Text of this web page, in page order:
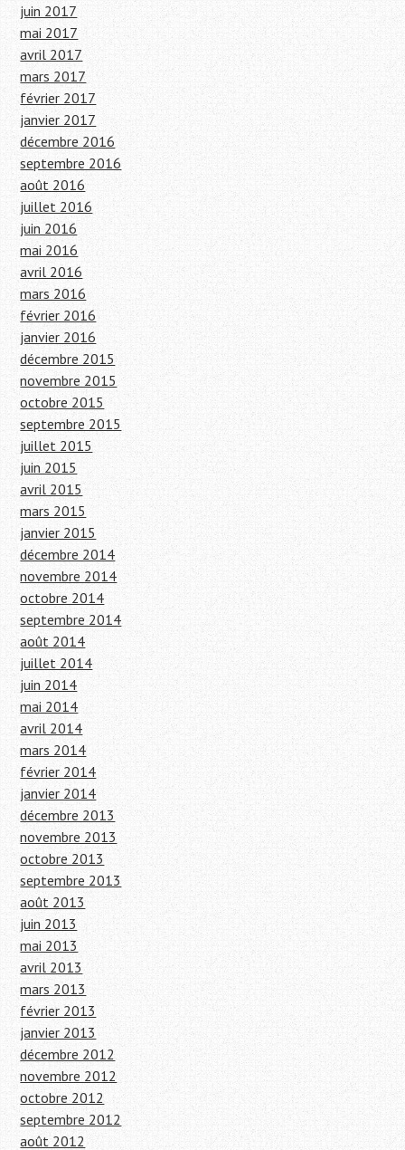
juin 2017
mai 2017
avril 2017
mars 2017
février 2017
janvier 2017
décembre 2016
septembre 2016
août 2016
juillet 2016
juin 2016
mai 2016
avril 2016
mars 2016
février 2016
janvier 2016
décembre 2015
novembre 2015
octobre 2015
septembre 2015
juillet 2015
juin 2015
avril 2015
mars 2015
janvier 2015
décembre 2014
novembre 2014
octobre 2014
septembre 2014
août 2014
juillet 2014
juin 2014
mai 2014
avril 2014
mars 2014
février 2014
janvier 2014
décembre 2013
novembre 2013
octobre 2013
septembre 2013
août 2013
juin 2013
mai 2013
avril 2013
mars 2013
février 2013
janvier 2013
décembre 2012
novembre 2012
octobre 2012
septembre 2012
août 2012